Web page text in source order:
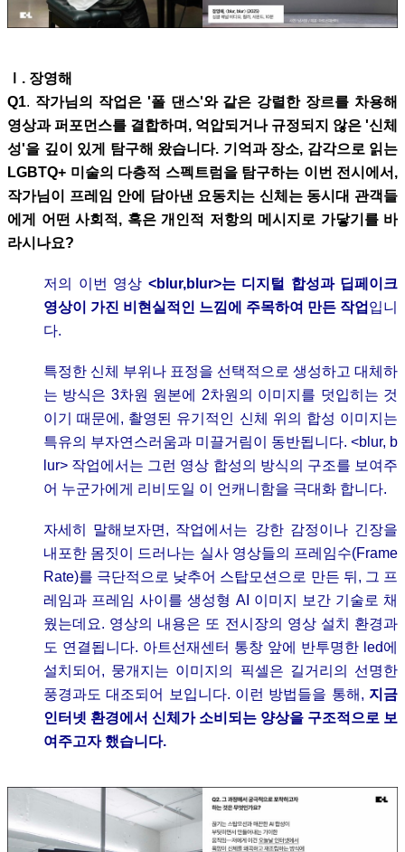
. 장영해
Q1. 작가님의 작업은 '폴 댄스'와 같은 강렬한 장르를 차용해
영상과 퍼포먼스를 결합하며, 억압되거나 규정되지 않은 '신체
성'을 깊이 있게 탐구해 왔습니다. 기억과 장소, 감각으로 읽는
LGBTQ+ 미술의 다층적 스펙트럼을 탐구하는 이번 전시에서,
작가님이 프레임 안에 담아낸 요동치는 신체는 동시대 관객들
에게 어떤 사회적, 혹은 개인적 저항의 메시지로 가닿기를 바
라시나요?
저의 이번 영상 <blur,blur>는 디지털 합성과 딥페이크
영상이 가진 비현실적인 느낌에 주목하여 만든 작업 입니
다.
특정한 신체 부위나 표정을 선택적으로 생성하고 대체하
는 방식은 3차원 원본에 2차원의 이미지를 덧입히는 것
이기 때문에, 촬영된 유기적인 신체 위의 합성 이미지는
특유의 부자연스러움과 미끌거림이 동반됩니다. <blur, b
lur> 작업에서는 그런 영상 합성의 방식의 구조를 보여주
어 누군가에게 리비도일 이 언캐니함을 극대화 합니다.
자세히 말해보자면, 작업에서는 강한 감정이나 긴장을
내포한 몸짓이 드러나는 실사 영상들의 프레임수(Frame
Rate)를 극단적으로 낮추어 스탑모션으로 만든 뒤, 그 프
레임과 프레임 사이를 생성형 AI 이미지 보간 기술로 채
웠는데요. 영상의 내용은 또 전시장의 영상 설치 환경과
도 연결됩니다. 아트선재센터 통창 앞에 반투명한 led에
설치되어, 뭉개지는 이미지의 픽셀은 길거리의 선명한
풍경과도 대조되어 보입니다. 이런 방법들을 통해, 지금
인터넷 환경에서 신체가 소비되는 양상을 구조적으로 보
여주고자 했습니다.